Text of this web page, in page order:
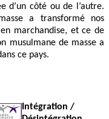
d’un côté ou de l’autre.
a transformé nos
marchandise, et ce de
musulmane de masse a
ce pays.
Intégration /